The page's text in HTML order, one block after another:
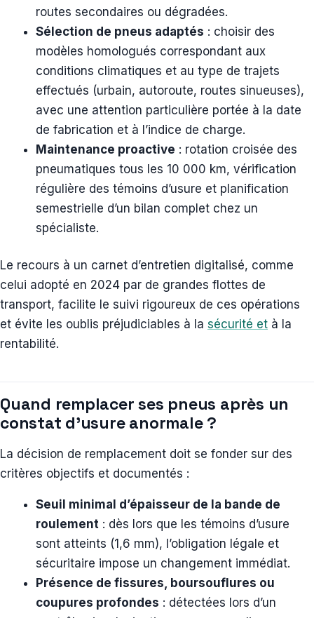
routes secondaires ou dégradées.
Sélection de pneus adaptés : choisir des
modèles homologués correspondant aux
conditions climatiques et au type de trajets
effectués (urbain, autoroute, routes sinueuses),
avec une attention particulière portée à la date
de fabrication et à l’indice de charge.
Maintenance proactive : rotation croisée des
pneumatiques tous les 10 000 km, vérification
régulière des témoins d’usure et planification
semestrielle d’un bilan complet chez un
spécialiste.
Le recours à un carnet d’entretien digitalisé, comme
celui adopté en 2024 par de grandes flottes de
transport, facilite le suivi rigoureux de ces opérations
et évite les oublis préjudiciables à la sécurité et à la
rentabilité.
Quand remplacer ses pneus après un
constat d’usure anormale ?
La décision de remplacement doit se fonder sur des
critères objectifs et documentés :
Seuil minimal d’épaisseur de la bande de
roulement : dès lors que les témoins d’usure
sont atteints (1,6 mm), l’obligation légale et
sécuritaire impose un changement immédiat.
Présence de fissures, boursouflures ou
coupures profondes : détectées lors d’un